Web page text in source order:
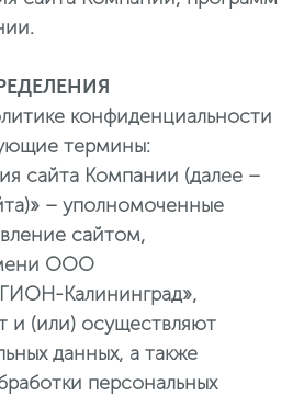
конфиденциальности
термины:
сайта Компании (далее –
– уполномоченные
сайтом,
ООО
Калининград»,
и (или) осуществляют
данных, а также
персональных